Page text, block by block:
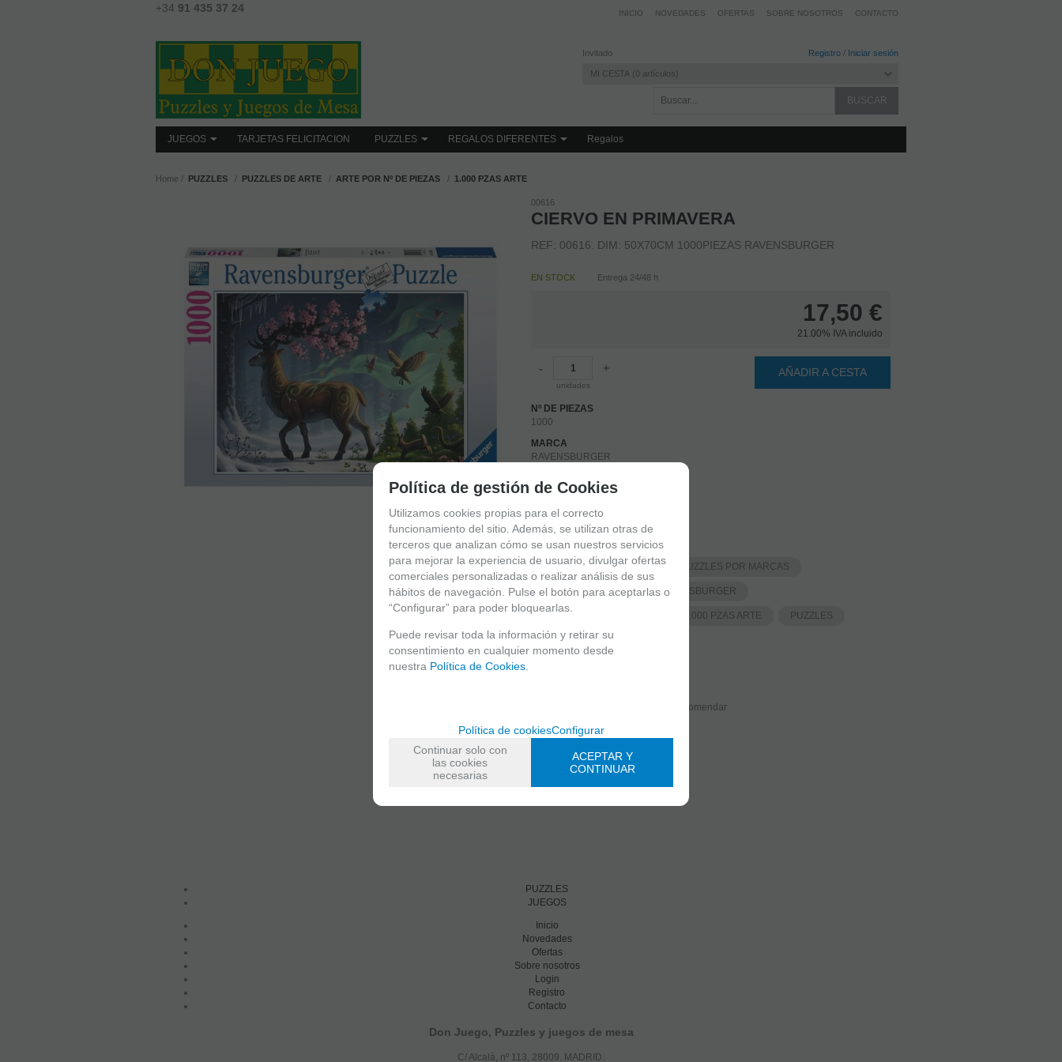
+34 91 435 37 24
Invitado Registro / Iniciar sesión
MI CESTA 0 artículos
INICIO NOVEDADES OFERTAS SOBRE NOSOTROS CONTACTO
JUEGOS TARJETAS FELICITACION PUZZLES REGALOS DIFERENTES Regalos
Home PUZZLES PUZZLES DE ARTE ARTE POR Nº DE PIEZAS 1.000 PZAS ARTE
00616
CIERVO EN PRIMAVERA
REF: 00616. DIM: 50X70CM 1000PIEZAS RAVENSBURGER
EN STOCK Entrega 24/48 h
17,50 €
21.00% IVA incluido
-
unidades
+ AÑADIR A CESTA
Nº DE PIEZAS
1000
MARCA
RAVENSBURGER
ARTE
DIMENSIONES
50X70.RAVENSBURGER
FAMILIAS RELACIONADAS
PUZZLES POR MARCAS
PUZZLES POR MARCAS
PUZZLES DE ARTE RAVENSBURGER
1.000 PZAS ARTE PUZZLES
FECHA DE LANZAMIENTO
Recomendar
PUZZLES
JUEGOS
Inicio
Novedades
Ofertas
Sobre nosotros
Login
Registro
Contacto
Don Juego, Puzzles y juegos de mesa
C/ Alcalá, nº 113, 28009. MADRID.
Política de gestión de Cookies
Utilizamos cookies propias para el correcto
funcionamiento del sitio. Además, se utilizan otras de
terceros que analizan cómo se usan nuestros servicios
para mejorar la experiencia de usuario, divulgar ofertas
comerciales personalizadas o realizar análisis de sus
hábitos de navegación. Pulse el botón para aceptarlas o
“Configurar” para poder bloquearlas.
Puede revisar toda la información y retirar su
consentimiento en cualquier momento desde
nuestra Política de Cookies
Política de cookiesConfigurar
Continuar solo con
las cookies
necesarias
ACEPTAR Y
CONTINUAR